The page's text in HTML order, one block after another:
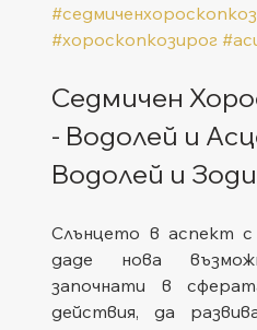
#хороскопкозирог
Седмичен
- Водолей и
Водолей и
Слънцето в аспект
даде нова
започнати в
действия, да